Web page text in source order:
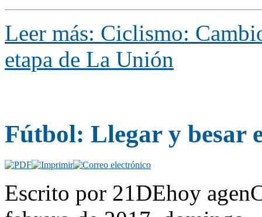
Leer más: Ciclismo:
etapa de La Unión
Fútbol: Llegar y besar
Escrito por 21DEhoy